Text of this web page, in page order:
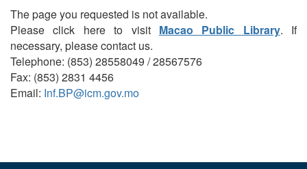
The page you requested is not available.
Please click here to visit Macao Public Library. If
necessary, please contact us.
Telephone: (853) 28558049 / 28567576
Fax: (853) 2831 4456
Email: Inf.BP@icm.gov.mo